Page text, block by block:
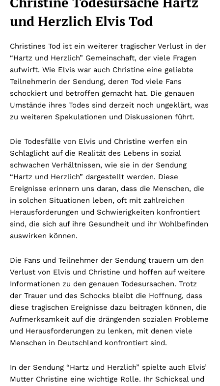
und Herzlich Elvis Tod
Christines Tod ist ein weiterer tragischer Verlust in der
“Hartz und Herzlich” Gemeinschaft, der viele Fragen
aufwirft. Wie Elvis war auch Christine eine geliebte
Teilnehmerin der Sendung, deren Tod viele Fans
schockiert und betroffen gemacht hat. Die genauen
Umstände ihres Todes sind derzeit noch ungeklärt, was
zu weiteren Spekulationen und Diskussionen führt.
Die Todesfälle von Elvis und Christine werfen ein
Schlaglicht auf die Realität des Lebens in sozial
schwachen Verhältnissen, wie sie in der Sendung
“Hartz und Herzlich” dargestellt werden. Diese
Ereignisse erinnern uns daran, dass die Menschen, die
in solchen Situationen leben, oft mit zahlreichen
Herausforderungen und Schwierigkeiten konfrontiert
sind, die sich auf ihre Gesundheit und ihr Wohlbefinden
auswirken können.
Die Fans und Teilnehmer der Sendung trauern um den
Verlust von Elvis und Christine und hoffen auf weitere
Informationen zu den genauen Todesursachen. Trotz
der Trauer und des Schocks bleibt die Hoffnung, dass
diese tragischen Ereignisse dazu beitragen können, die
Aufmerksamkeit auf die drängenden sozialen Probleme
und Herausforderungen zu lenken, mit denen viele
Menschen in Deutschland konfrontiert sind.
In der Sendung “Hartz und Herzlich” spielte auch Elvis’
Mutter Christine eine wichtige Rolle. Ihr Schicksal und